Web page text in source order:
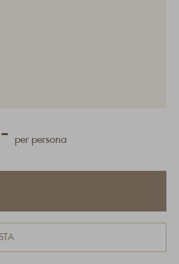
per persona